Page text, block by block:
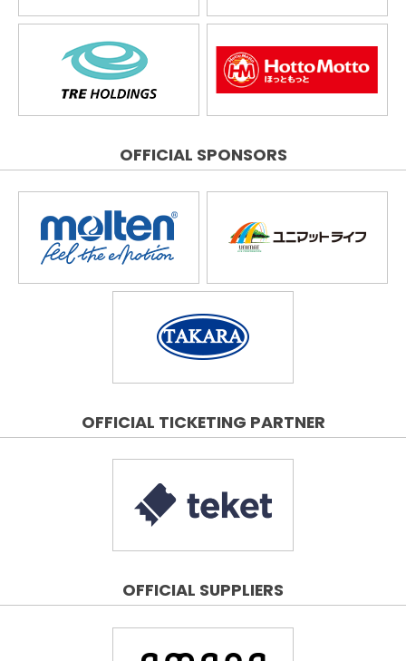
OFFICIAL SPONSORS
OFFICIAL TICKETING PARTNER
OFFICIAL SUPPLIERS